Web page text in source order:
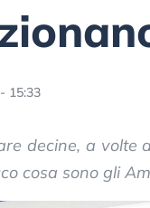
15:33
decine, a volte
cosa sono gli